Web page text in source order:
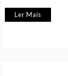
Ler Mais